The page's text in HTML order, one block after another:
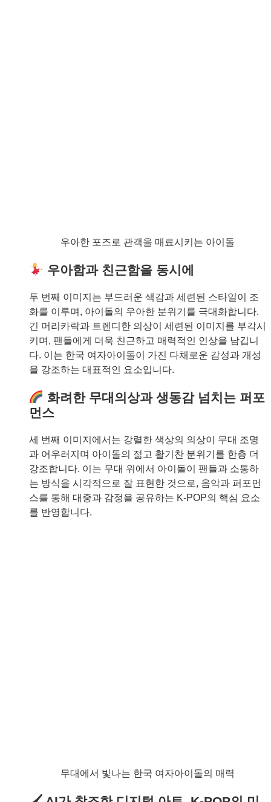
우아한 포즈로 관객을 매료시키는 아이돌
우아함과 친근함을 동시에
두 번째 이미지는 부드러운 색감과 세련된 스타일이 조
화를 이루며, 아이돌의 우아한 분위기를 극대화합니다.
긴 머리카락과 트렌디한 의상이 세련된 이미지를 부각시
키며, 팬들에게 더욱 친근하고 매력적인 인상을 남깁니
다. 이는 한국 여자아이돌이 가진 다채로운 감성과 개성
을 강조하는 대표적인 요소입니다.
화려한 무대의상과 생동감 넘치는 퍼포
먼스
세 번째 이미지에서는 강렬한 색상의 의상이 무대 조명
과 어우러지며 아이돌의 젊고 활기찬 분위기를 한층 더
강조합니다. 이는 무대 위에서 아이돌이 팬들과 소통하
는 방식을 시각적으로 잘 표현한 것으로, 음악과 퍼포먼
스를 통해 대중과 감정을 공유하는 K-POP의 핵심 요소
를 반영합니다.
무대에서 빛나는 한국 여자아이돌의 매력